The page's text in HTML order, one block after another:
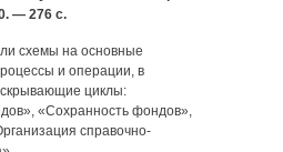
— 276 с.
схемы на основные
и операции, в
циклы:
«Сохранность фондов»,
справочно-